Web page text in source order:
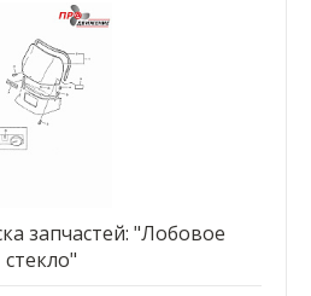
запчастей: "Лобовое
стекло"